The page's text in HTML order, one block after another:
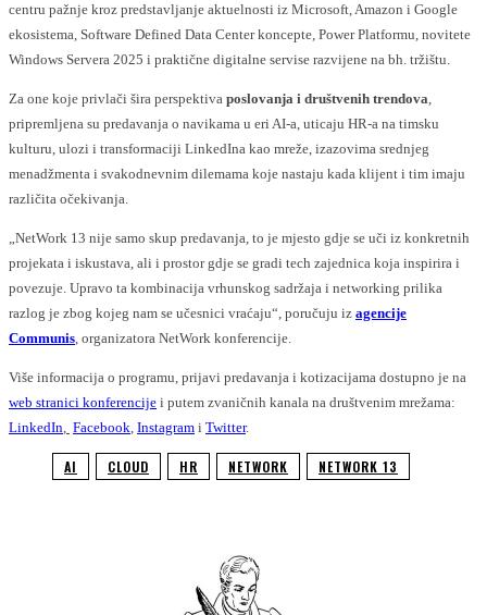
centru pažnje kroz predstavljanje aktuelnosti iz Microsoft, Amazon i Google
ekosistema, Software Defined Data Center koncepte, Power Platformu, novitete
Windows Servera 2025 i praktične digitalne servise razvijene na bh. tržištu.
Za one koje privlači šira perspektiva poslovanja i društvenih trendova,
pripremljena su predavanja o navikama u eri AI-a, uticaju HR-a na timsku
kulturu, ulozi i transformaciji LinkedIna kao mreže, izazovima srednjeg
menadžmenta i svakodnevnim dilemama koje nastaju kada klijent i tim imaju
različita očekivanja.
„NetWork 13 nije samo skup predavanja, to je mjesto gdje se uči iz konkretnih
projekata i iskustava, ali i prostor gdje se gradi tech zajednica koja inspirira i
povezuje. Upravo ta kombinacija vrhunskog sadržaja i networking prilika
razlog je zbog kojeg nam se učesnici vraćaju“, poručuju iz agencije
Communis, organizatora NetWork konferencije.
Više informacija o programu, prijavi predavanja i kotizacijama dostupno je na
web stranici konferencije i putem zvaničnih kanala na društvenim mrežama:
LinkedIn, Facebook, Instagram i Twitter.
AI CLOUD HR NETWORK NETWORK 13